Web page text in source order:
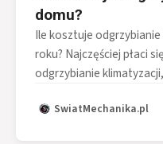
domu?
Ile kosztuje
roku? Najczęściej płaci
odgrzybianie
SwiatMechanika.pl